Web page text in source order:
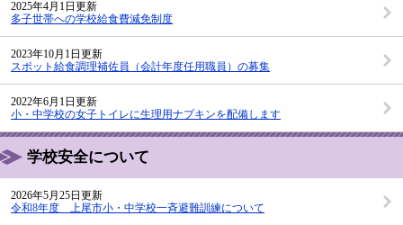
2025年4月1日更新
多子世帯への学校給食費減免制度
2023年10月1日更新
スポット給食調理補佐員（会計年度任用職員）の募集
2022年6月1日更新
小・中学校の女子トイレに生理用ナプキンを配備します
学校安全について
2026年5月25日更新
令和8年度 上尾市小・中学校一斉避難訓練について